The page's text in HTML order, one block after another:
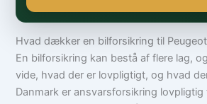
Hvad dækker en bilforsikring til
En bilforsikring kan bestå af flere lag,
vide, hvad der er lovpligtigt, og hvad
Danmark er ansvarsforsikring lovpligtig